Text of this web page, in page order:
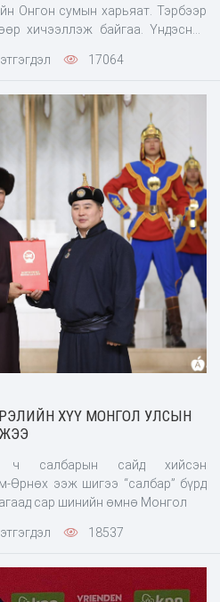
Онгон сумын харьяат. Тэрбээр
хичээллэж байгаа. Үндэсний
амжилтт
17064
ХҮҮ МОНГОЛ УЛСЫН
Өрнөх ээж шигээ “салбар” бүрд
сар шинийн өмнө Монгол
18537